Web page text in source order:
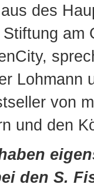
des
am
Lohmann
von
und den
den S.